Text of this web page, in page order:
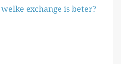
exchange is beter?